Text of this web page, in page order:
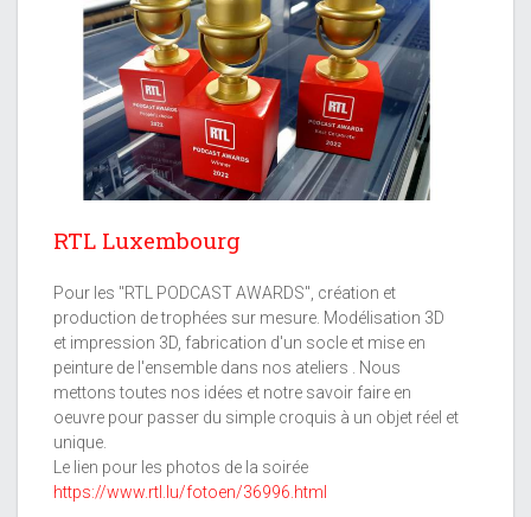
RTL Luxembourg
Pour les ''RTL PODCAST AWARDS'', création et
production de trophées sur mesure. Modélisation 3D
et impression 3D, fabrication d'un socle et mise en
peinture de l'ensemble dans nos ateliers . Nous
mettons toutes nos idées et notre savoir faire en
oeuvre pour passer du simple croquis à un objet réel et
unique.
Le lien pour les photos de la soirée
https://www.rtl.lu/fotoen/36996.html